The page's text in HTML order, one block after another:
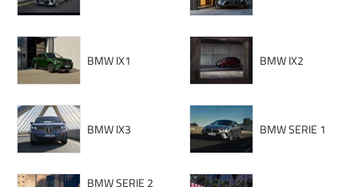
BMW IX1 BMW IX2
BMW IX3 BMW SERIE 1
BMW SERIE 2